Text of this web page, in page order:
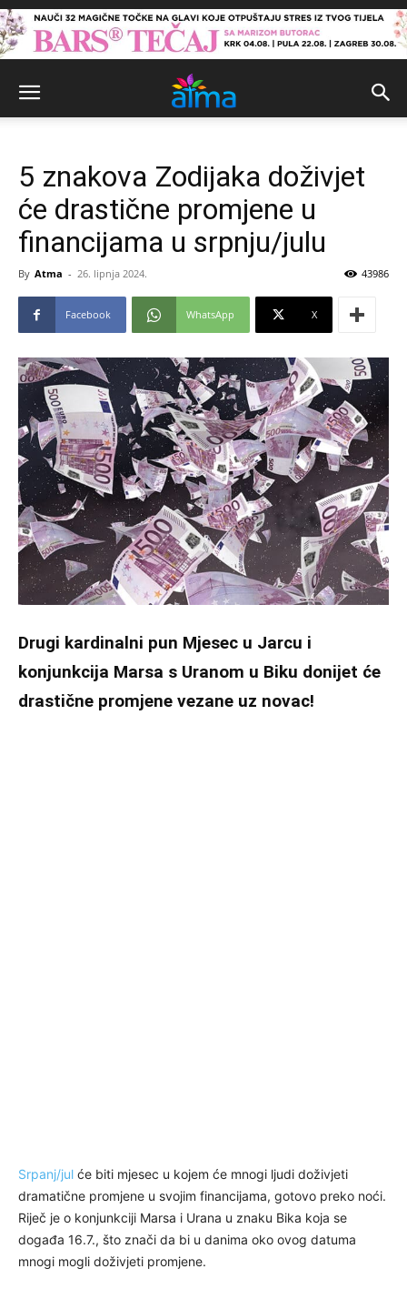
5 znakova Zodijaka doživjet
će drastične promjene u
financijama u srpnju/julu
By Atma - 26. lipnja 2024. 43986
Facebook WhatsApp X
Drugi kardinalni pun Mjesec u Jarcu i
konjunkcija Marsa s Uranom u Biku donijet će
drastične promjene vezane uz novac!
Srpanj/jul će biti mjesec u kojem će mnogi ljudi doživjeti
dramatične promjene u svojim financijama, gotovo preko noći.
Riječ je o konjunkciji Marsa i Urana u znaku Bika koja se
događa 16.7., što znači da bi u danima oko ovog datuma
mnogi mogli doživjeti promjene.